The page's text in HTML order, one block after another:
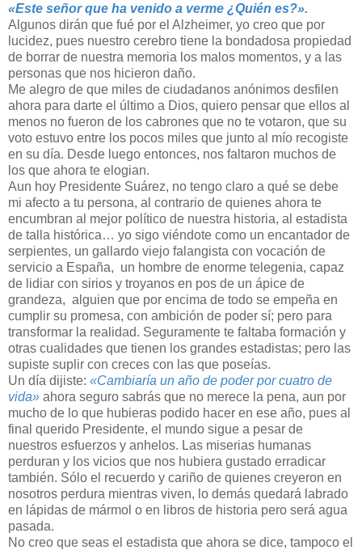
«Este señor que ha venido a verme ¿Quién es?».
Algunos dirán que fué por el Alzheimer, yo creo que por
lucidez, pues nuestro cerebro tiene la bondadosa propiedad
de borrar de nuestra memoria los malos momentos, y a las
personas que nos hicieron daño.
Me alegro de que miles de ciudadanos anónimos desfilen
ahora para darte el último a Dios, quiero pensar que ellos al
menos no fueron de los cabrones que no te votaron, que su
voto estuvo entre los pocos miles que junto al mío recogiste
en su día. Desde luego entonces, nos faltaron muchos de
los que ahora te elogian.
Aun hoy Presidente Suárez, no tengo claro a qué se debe
mi afecto a tu persona, al contrario de quienes ahora te
encumbran al mejor político de nuestra historia, al estadista
de talla histórica… yo sigo viéndote como un encantador de
serpientes, un gallardo viejo falangista con vocación de
servicio a España, un hombre de enorme telegenia, capaz
de lidiar con sirios y troyanos en pos de un ápice de
grandeza, alguien que por encima de todo se empeña en
cumplir su promesa, con ambición de poder sí; pero para
transformar la realidad. Seguramente te faltaba formación y
otras cualidades que tienen los grandes estadistas; pero las
supiste suplir con creces con las que poseías.
Un día dijiste: «Cambiaría un año de poder por cuatro de
vida» ahora seguro sabrás que no merece la pena, aun por
mucho de lo que hubieras podido hacer en ese año, pues al
final querido Presidente, el mundo sigue a pesar de
nuestros esfuerzos y anhelos. Las miserias humanas
perduran y los vicios que nos hubiera gustado erradicar
también. Sólo el recuerdo y cariño de quienes creyeron en
nosotros perdura mientras viven, lo demás quedará labrado
en lápidas de mármol o en libros de historia pero será agua
pasada.
No creo que seas el estadista que ahora se dice, tampoco el